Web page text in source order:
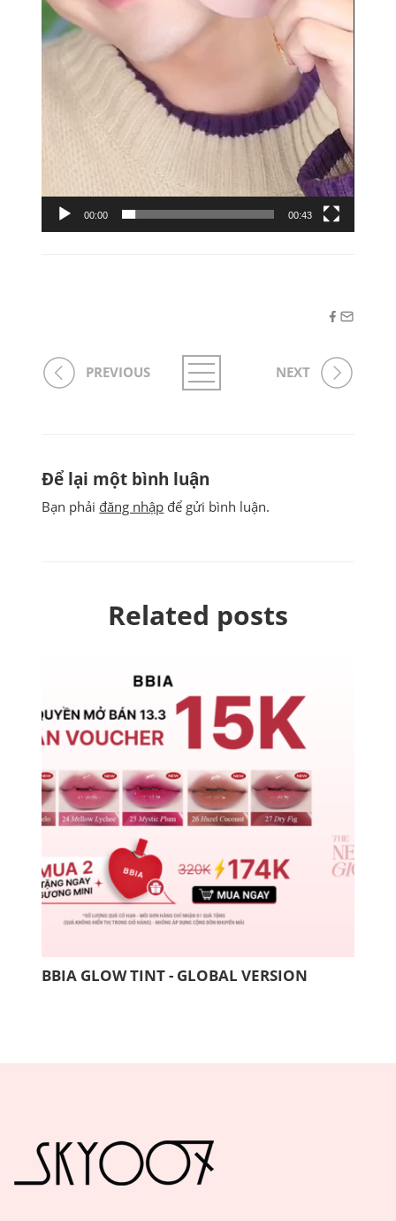
00:00 00:43
PREVIOUS NEXT
Để lại một bình luận
Bạn phải đăng nhập để gửi bình luận.
Related posts
BBIA GLOW TINT - GLOBAL VERSION